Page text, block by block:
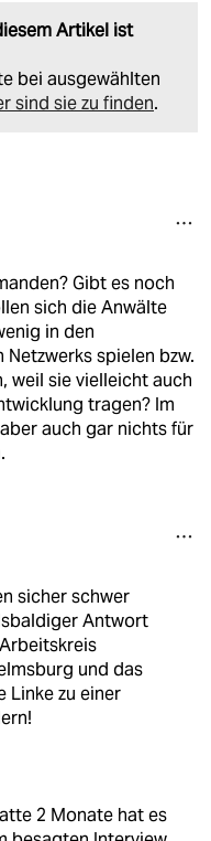
Artikel ist
bei ausgewählten
sind sie zu finden.
Gibt es noch
sich die Anwälte
in den
spielen bzw.
weil sie vielleicht auch
tragen? Im
auch gar nichts für
sicher schwer
Antwort
und das
Linke zu einer
2 Monate hat es